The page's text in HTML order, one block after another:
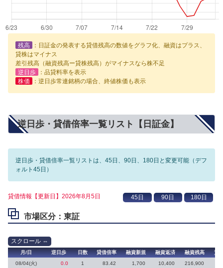
残高
：日証金の発表する貸借残高の数値をグラフ化、融資はプラス、
貸株はマイナス
差引残高（融資残高ー貸株残高）がマイナスなら株不足
逆日歩
：品貸料率を表示
株価
：逆日歩常連銘柄の場合、終値株価も表示
逆日歩・貸借倍率一覧リスト【日証金】
逆日歩・貸借倍率一覧リストは、45日、90日、180日と変更可能（デフ
ォルト45日）
貸借情報【更新日】2026年8月5日
市場区分：東証
月/日 逆日歩 日数 貸借倍率 融資新規 融資返済 融資残高
貸
08/04(火)
0.0 1 83.42 1,700 10,400 216,900